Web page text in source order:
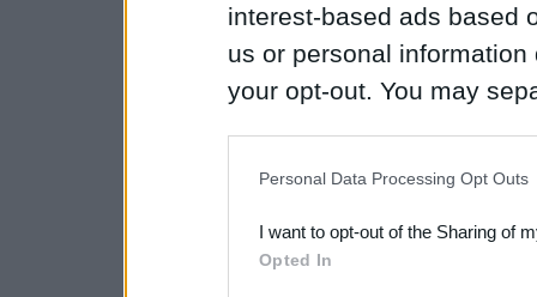
interest-based ads based
us or personal
your opt-out. You may
Downstream Participants
third parties.
Personal Data Processing Opt Outs
I want to opt-out of the Sharing of
Opted In